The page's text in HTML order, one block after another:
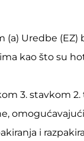
Uredbe (EZ)
kao što su
3. stavkom
i